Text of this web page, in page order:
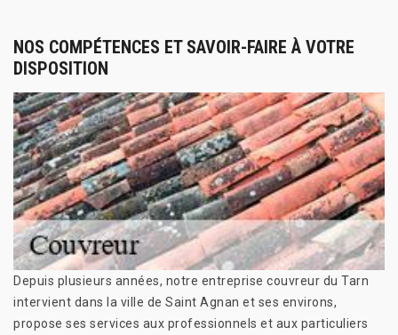
NOS COMPÉTENCES ET SAVOIR-FAIRE À VOTRE
DISPOSITION
Depuis plusieurs années, notre entreprise couvreur du Tarn
intervient dans la ville de Saint Agnan et ses environs,
propose ses services aux professionnels et aux particuliers